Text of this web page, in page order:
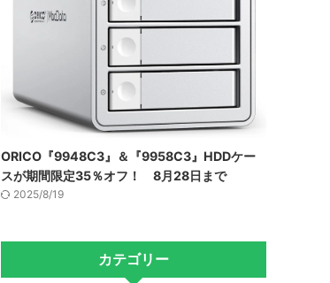
ORICO『9948C3』＆『9958C3』HDDケー
スが期間限定35％オフ！ 8月28日まで
2025/8/19
カテゴリー